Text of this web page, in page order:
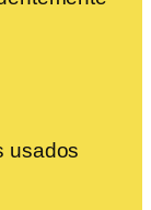
usados